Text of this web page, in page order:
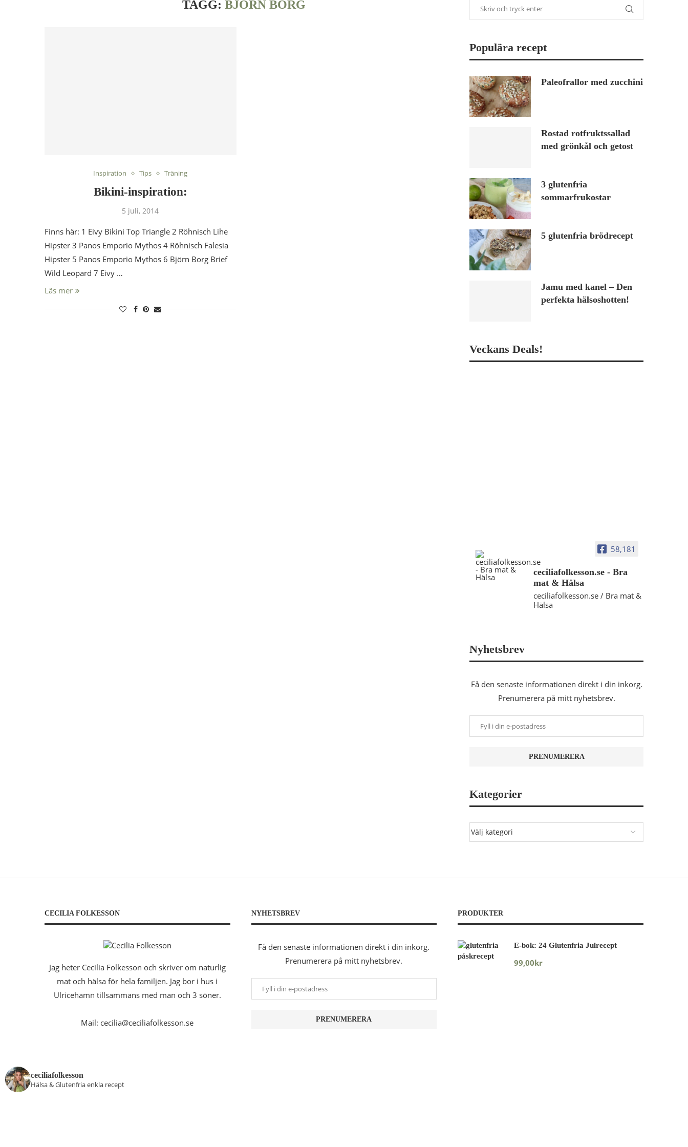
TAGG:BJÖRN BORG
Inspiration Tips Träning
Bikini-inspiration:
5 juli, 2014
Finns här: 1 Eivy Bikini Top Triangle 2 Röhnisch Lihe
Hipster 3 Panos Emporio Mythos 4 Röhnisch Falesia
Hipster 5 Panos Emporio Mythos 6 Björn Borg Brief
Wild Leopard 7 Eivy …
Läs mer
Populära recept
Paleofrallor med zucchini
Rostad rotfruktssallad
med grönkål och getost
3 glutenfria
sommarfrukostar
5 glutenfria brödrecept
Jamu med kanel – Den
perfekta hälsoshotten!
Veckans Deals!
58,181
ceciliafolkesson.se - Bra
mat & Hälsa
ceciliafolkesson.se / Bra mat &
Hälsa
Nyhetsbrev
Få den senaste informationen direkt i din inkorg.
Prenumerera på mitt nyhetsbrev.
Kategorier
CECILIA FOLKESSON
Jag heter Cecilia Folkesson och skriver om naturlig
mat och hälsa för hela familjen. Jag bor i hus i
Ulricehamn tillsammans med man och 3 söner.
Mail: cecilia@ceciliafolkesson.se
NYHETSBREV
Få den senaste informationen direkt i din inkorg.
Prenumerera på mitt nyhetsbrev.
PRODUKTER
E-bok: 24 Glutenfria Julrecept
99,00kr
ceciliafolkesson
Hälsa & Glutenfria enkla recept